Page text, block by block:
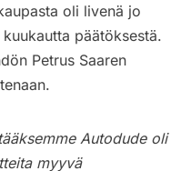
oli livenä jo
päätöksestä.
Petrus Saaren
Autodude oli
myyvä